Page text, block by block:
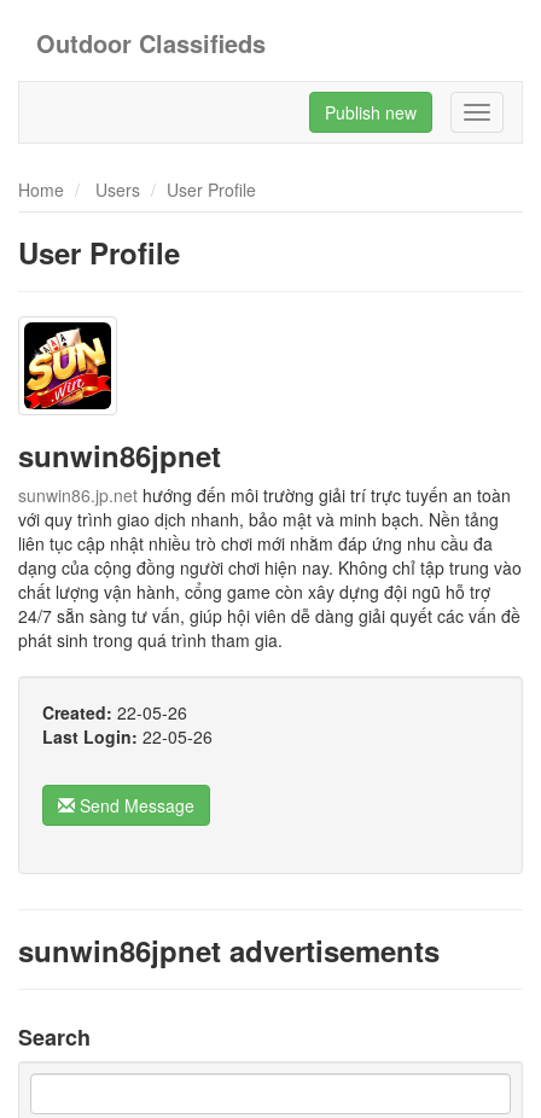
Outdoor Classifieds
Toggle
Publish new
Home Users User Profile
User Profile
sunwin86jpnet
sunwin86.jp.net hướng đến môi trường giải trí trực tuyến an toàn
với quy trình giao dịch nhanh, bảo mật và minh bạch. Nền tảng
liên tục cập nhật nhiều trò chơi mới nhằm đáp ứng nhu cầu đa
dạng của cộng đồng người chơi hiện nay. Không chỉ tập trung vào
chất lượng vận hành, cổng game còn xây dựng đội ngũ hỗ trợ
24/7 sẵn sàng tư vấn, giúp hội viên dễ dàng giải quyết các vấn đề
phát sinh trong quá trình tham gia.
Created: 22-05-26
Last Login: 22-05-26
Send Message
sunwin86jpnet advertisements
Search